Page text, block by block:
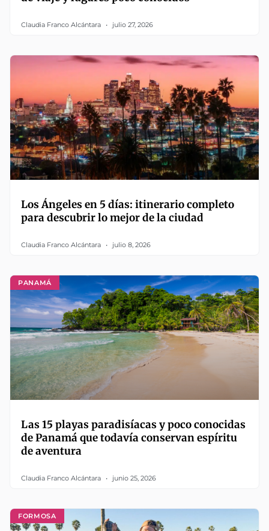
Claudia Franco Alcántara julio 27, 2026
Los Ángeles en 5 días: itinerario completo
para descubrir lo mejor de la ciudad
Claudia Franco Alcántara julio 8, 2026
PANAMÁ
Las 15 playas paradisíacas y poco conocidas
de Panamá que todavía conservan espíritu
de aventura
Claudia Franco Alcántara junio 25, 2026
FORMOSA